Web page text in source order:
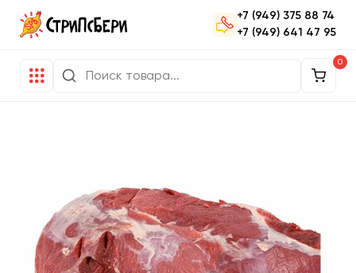
+7 (949) 375 88 74
+7 (949) 641 47 95
0